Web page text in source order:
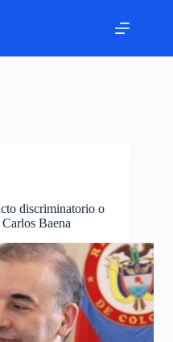
discriminatorio o
Baena